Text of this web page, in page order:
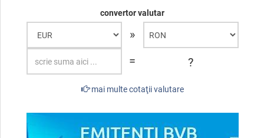
convertor valutar
»
=
?
mai multe cotaţii valutare